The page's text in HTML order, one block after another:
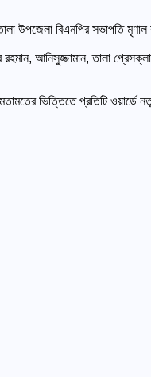
উপজেলা বিএনপির সভাপতি
আনিসুজ্জামান, তালা
ভিত্তিতে প্রতিটি ওয়ার্ডে